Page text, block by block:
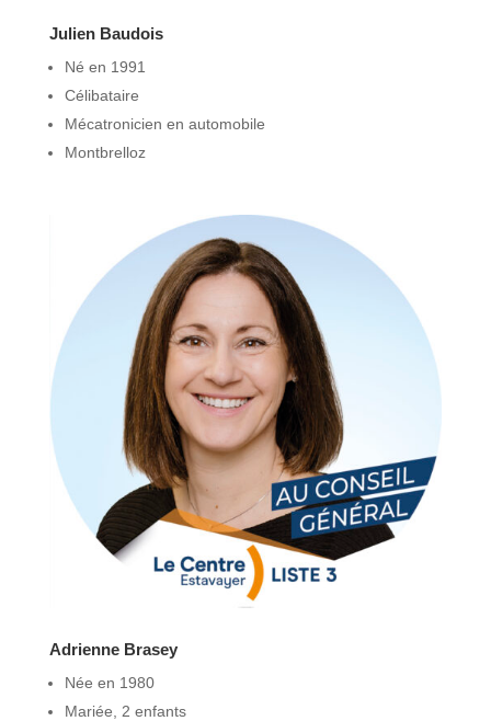
Julien Baudois
Né en 1991
Célibataire
Mécatronicien en automobile
Montbrelloz
Adrienne Brasey
Née en 1980
Mariée, 2 enfants